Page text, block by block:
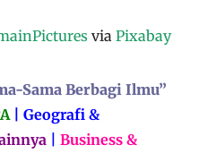
via Pixabay
Sama Berbagi Ilmu”
| Geografi &
Business &